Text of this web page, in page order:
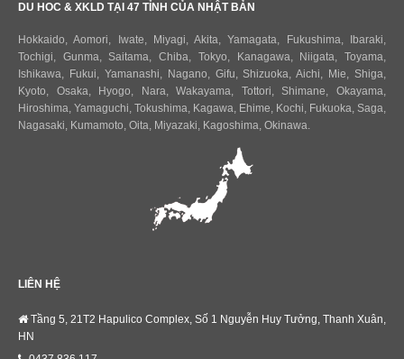
DU HOC & XKLD TẠI 47 TỈNH CỦA NHẬT BẢN
Hokkaido,Aomori, Iwate, Miyagi,Akita,Yamagata, Fukushima, Ibaraki,
Tochigi, Gunma, Saitama,Chiba, Tokyo, Kanagawa, Niigata,Toyama,
Ishikawa, Fukui, Yamanashi, Nagano, Gifu, Shizuoka,Aichi, Mie, Shiga,
Kyoto, Osaka, Hyogo, Nara,Wakayama, Tottori, Shimane,Okayama,
Hiroshima, Yamaguchi, Tokushima, Kagawa, Ehime, Kochi, Fukuoka, Saga,
Nagasaki, Kumamoto, Oita, Miyazaki, Kagoshima, Okinawa.
LIÊN HỆ
Tầng 5, 21T2 Hapulico Complex, Số 1 Nguyễn Huy Tưởng, Thanh Xuân,
HN